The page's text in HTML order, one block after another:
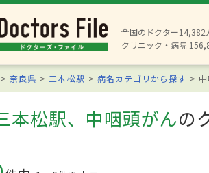
全国のドクター14,382
クリニック・病院
奈良県 三本松駅 病名カテゴリから探す
本松駅、中咽頭がんの